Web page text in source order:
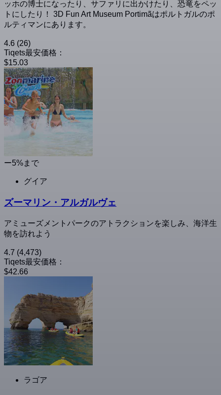
ッホの博士になったり、サファリに出かけたり、恐竜をペッ
トにしたり！ 3D Fun Art Museum Portimãはポルトガルのポ
ルティマンにあります。
4.6 (26)
Tiqets最安価格：
$15.03
ー5%まで
グイア
ズーマリン・アルガルヴェ
アミューズメントパークのアトラクションを楽しみ、海洋生
物を訪れよう
4.7 (4,473)
Tiqets最安価格：
$42.66
ラゴア